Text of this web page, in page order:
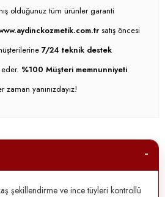
olduğunuz tüm ürünler garanti
satış öncesi
7/24 teknik destek
%100 Müşteri memnunniyeti
zaman yanınızdayız!
şekillendirme ve ince tüyleri kontrollü